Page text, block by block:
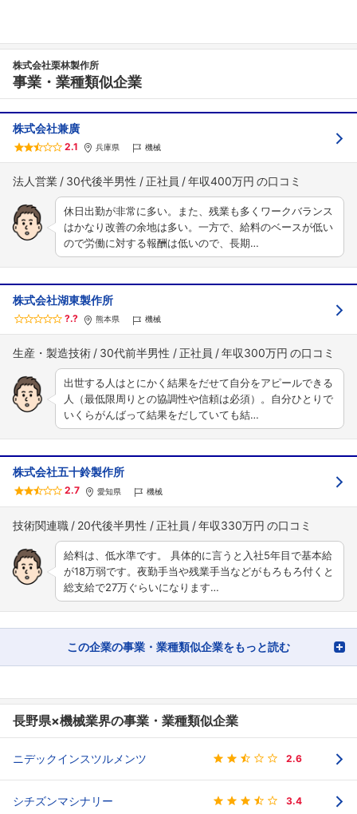
フォローしました
こちらの企業もフォローしませんか？
株式会社栗林製作所
事業・業種類似企業
株式会社兼廣
2.1 兵庫県 機械
法人営業 30代後半男性 正社員 年収400万円
休日出勤が非常に多い。また、残業も多くワークバランス
はかなり改善の余地は多い。一方で、給料のベースが低い
ので労働に対する報酬は低いので、長期…
株式会社湖東製作所
?.? 熊本県 機械
生産・製造技術 30代前半男性 正社員 年収300万円
出世する人はとにかく結果をだせて自分をアピールできる
人（最低限周りとの協調性や信頼は必須）。自分ひとりで
いくらがんばって結果をだしていても結…
株式会社五十鈴製作所
2.7 愛知県 機械
技術関連職 20代後半男性 正社員 年収330万円
給料は、低水準です。 具体的に言うと入社5年目で基本給
が18万弱です。夜勤手当や残業手当などがもろもろ付くと
総支給で27万ぐらいになります…
この企業の事業・業種類似企業をもっと読む
長野県×機械業界の事業・業種類似企業
ニデックインスツルメンツ 2.6
シチズンマシナリー 3.4